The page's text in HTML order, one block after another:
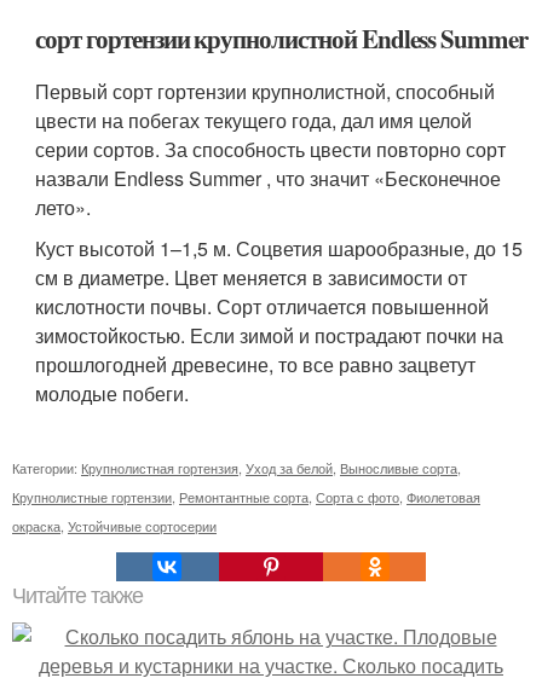
сорт гортензии крупнолистной Endless Summer
Первый сорт гортензии крупнолистной, способный
цвести на побегах текущего года, дал имя целой
серии сортов. За способность цвести повторно сорт
назвали Endless Summer , что значит «Бесконечное
лето».
Куст высотой 1–1,5 м. Соцветия шарообразные, до 15
см в диаметре. Цвет меняется в зависимости от
кислотности почвы. Сорт отличается повышенной
зимостойкостью. Если зимой и пострадают почки на
прошлогодней древесине, то все равно зацветут
молодые побеги.
Категории: Крупнолистная гортензия Уход за белой Выносливые сорта
Крупнолистные гортензии Ремонтантные сорта Сорта с фото Фиолетовая
окраска Устойчивые сортосерии
Читайте также